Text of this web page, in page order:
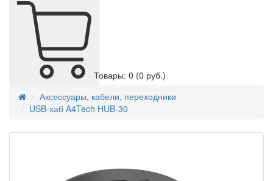
Товары: 0 (0 руб.)
Аксессуары, кабели, переходники
USB-хаб A4Tech HUB-30